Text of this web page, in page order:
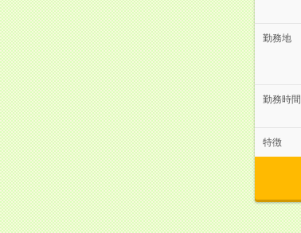
勤務地
勤務時間
特徴